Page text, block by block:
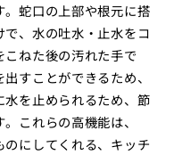
。蛇口の上部や根元に搭
、水の吐水・止水をコ
ねた後の汚れた手で
すことができるため、
を止められるため、節
これらの高機能は、
にしてくれる、キッチ